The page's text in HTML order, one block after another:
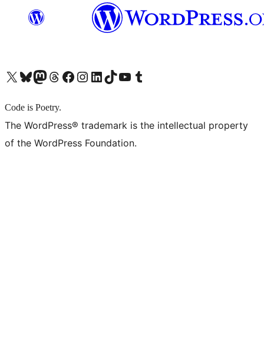
X (旧 Twitter) アカウントへBluesky アカウントへMastodon アカウントへThreads アカウントへ Facebook ページへInstagram アカウントへ LinkedIn アカウントへTikTok アカウントへYouTube チャンネルへ Tumblr アカウントへ
Code is Poetry.
The WordPress® trademark is the intellectual property
of the WordPress Foundation.